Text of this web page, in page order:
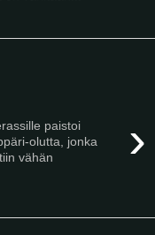
›
paistoi
olutta, jonka
vähän